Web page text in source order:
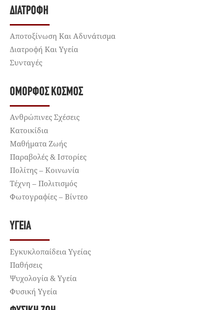
ΔΙΑΤΡΟΦΉ
Αποτοξίνωση Και Αδυνάτισμα
Διατροφή Και Υγεία
Συνταγές
ΌΜΟΡΦΟΣ ΚΌΣΜΟΣ
Ανθρώπινες Σχέσεις
Κατοικίδια
Μαθήματα Ζωής
Παραβολές & Ιστορίες
Πολίτης – Κοινωνία
Τέχνη – Πολιτισμός
Φωτογραφίες – Βίντεο
ΥΓΕΊΑ
Εγκυκλοπαίδεια Υγείας
Παθήσεις
Ψυχολογία & Υγεία
Φυσική Υγεία